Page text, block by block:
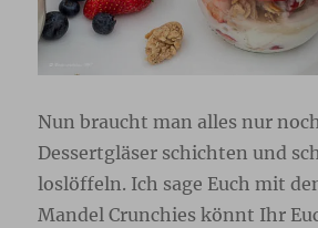
Nun braucht man alles nur
Dessertgläser schichten und
loslöffeln. Ich sage Euch mit
Mandel Crunchies könnt Ihr